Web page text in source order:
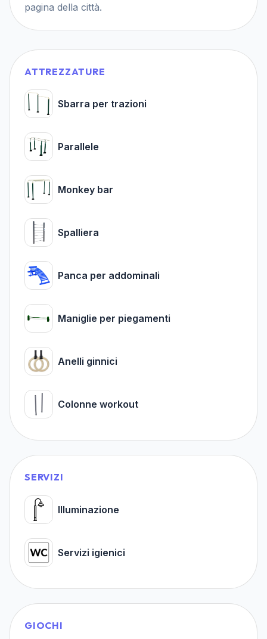
pagina della città.
ATTREZZATURE
Sbarra per trazioni
Parallele
Monkey bar
Spalliera
Panca per addominali
Maniglie per piegamenti
Anelli ginnici
Colonne workout
SERVIZI
Illuminazione
Servizi igienici
GIOCHI